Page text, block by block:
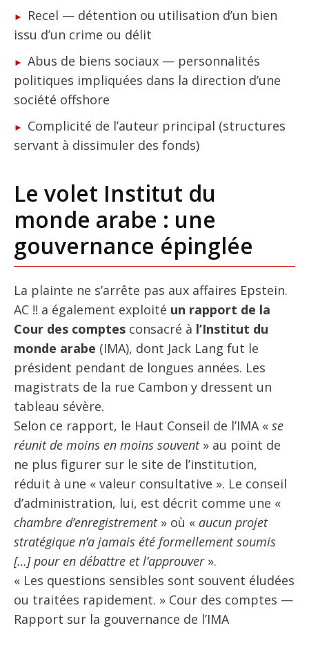
Recel — détention ou utilisation d’un bien
issu d’un crime ou délit
Abus de biens sociaux — personnalités
politiques impliquées dans la direction d’une
société offshore
Complicité de l’auteur principal (structures
servant à dissimuler des fonds)
Le volet Institut du
monde arabe : une
gouvernance épinglée
La plainte ne s’arrête pas aux affaires Epstein.
AC !! a également exploité un rapport de la
Cour des comptes consacré à l’Institut du
monde arabe (IMA), dont Jack Lang fut le
président pendant de longues années. Les
magistrats de la rue Cambon y dressent un
tableau sévère.
Selon ce rapport, le Haut Conseil de l’IMA « se
réunit de moins en moins souvent» au point de
ne plus figurer sur le site de l’institution,
réduit à une « valeur consultative ». Le conseil
d’administration, lui, est décrit comme une «
chambre d’enregistrement» où « aucun projet
stratégique n’a jamais été formellement soumis
[…] pour en débattre et l’approuver».
« Les questions sensibles sont souvent éludées
ou traitées rapidement. » Cour des comptes —
Rapport sur la gouvernance de l’IMA